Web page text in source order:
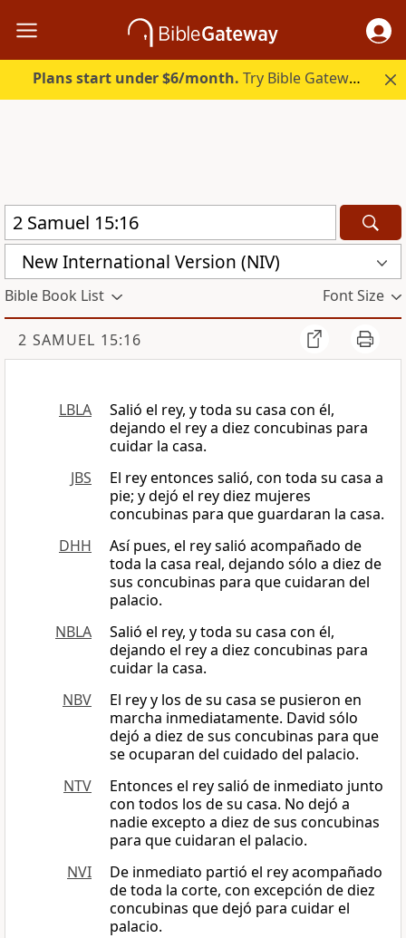
Plans start under $6/month. Try Bible Gateway Plus.
New International Version (NIV)
Bible Book List Font Size
2 SAMUEL 15:16
LBLA
Salió el rey, y toda su casa con él,
dejando el rey a diez concubinas para
cuidar la casa.
JBS
El rey entonces salió, con toda su casa a
pie; y dejó el rey diez mujeres
concubinas para que guardaran la casa.
DHH
Así pues, el rey salió acompañado de
toda la casa real, dejando sólo a diez de
sus concubinas para que cuidaran del
palacio.
NBLA
Salió el rey, y toda su casa con él,
dejando el rey a diez concubinas para
cuidar la casa.
NBV
El rey y los de su casa se pusieron en
marcha inmediatamente. David sólo
dejó a diez de sus concubinas para que
se ocuparan del cuidado del palacio.
NTV
Entonces el rey salió de inmediato junto
con todos los de su casa. No dejó a
nadie excepto a diez de sus concubinas
para que cuidaran el palacio.
NVI
De inmediato partió el rey acompañado
de toda la corte, con excepción de diez
concubinas que dejó para cuidar el
palacio.